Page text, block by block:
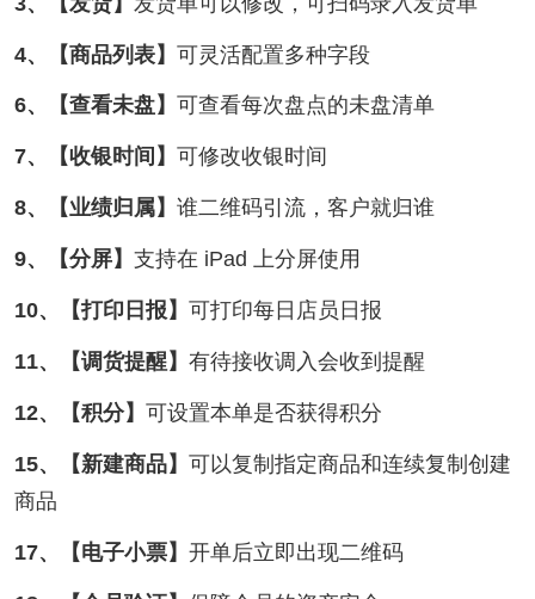
4、【商品列表】 可灵活配置多种字段
6、【查看未盘】 可查看每次盘点的未盘清单
7、【收银时间】 可修改收银时间
8、【业绩归属】 谁二维码引流，客户就归谁
9、【分屏】 支持在 iPad 上分屏使用
10、【打印日报】 可打印每日店员日报
11、【调货提醒】 有待接收调入会收到提醒
12、【积分】 可设置本单是否获得积分
15、【新建商品】 可以复制指定商品和连续复制创建
商品
17、【电子小票】 开单后立即出现二维码